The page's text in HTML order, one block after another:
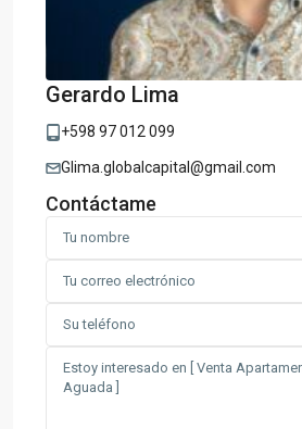
Gerardo Lima
+598 97 012 099
Glima.globalcapital@gmail.com
Contáctame